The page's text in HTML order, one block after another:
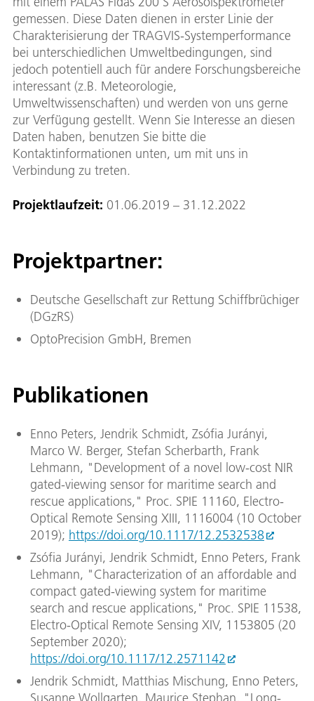
gemessen. Diese Daten dienen in erster Linie der
Charakterisierung der TRAGVIS-Systemperformance
bei unterschiedlichen Umweltbedingungen, sind
jedoch potentiell auch für andere Forschungsbereiche
interessant (z.B. Meteorologie,
Umweltwissenschaften) und werden von uns gerne
zur Verfügung gestellt. Wenn Sie Interesse an diesen
Daten haben, benutzen Sie bitte die
Kontaktinformationen unten, um mit uns in
Verbindung zu treten.
Projektlaufzeit: 01.06.2019 – 31.12.2022
Projektpartner:
Deutsche Gesellschaft zur Rettung Schiffbrüchiger
(DGzRS)
OptoPrecision GmbH, Bremen
Publikationen
Enno Peters, Jendrik Schmidt, Zsófia Jurányi,
Marco W. Berger, Stefan Scherbarth, Frank
Lehmann, "Development of a novel low-cost NIR
gated-viewing sensor for maritime search and
rescue applications," Proc. SPIE 11160, Electro-
Optical Remote Sensing XIII, 1116004 (10 October
2019); https://doi.org/10.1117/12.2532538
Zsófia Jurányi, Jendrik Schmidt, Enno Peters, Frank
Lehmann, "Characterization of an affordable and
compact gated-viewing system for maritime
search and rescue applications," Proc. SPIE 11538,
Electro-Optical Remote Sensing XIV, 1153805 (20
September 2020);
https://doi.org/10.1117/12.2571142
Jendrik Schmidt, Matthias Mischung, Enno Peters,
Susanne Wollgarten, Maurice Stephan, "Long-